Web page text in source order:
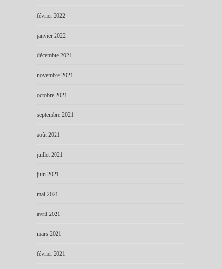
février 2022
janvier 2022
décembre 2021
novembre 2021
octobre 2021
septembre 2021
août 2021
juillet 2021
juin 2021
mai 2021
avril 2021
mars 2021
février 2021